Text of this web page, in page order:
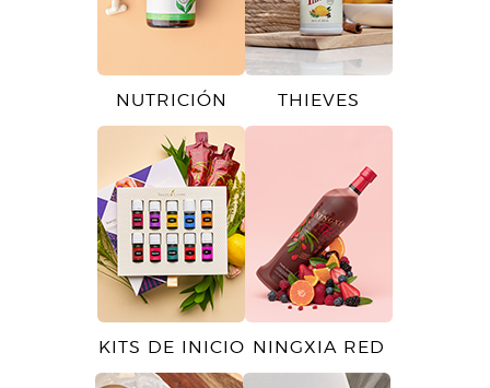
NUTRICIÓN THIEVES
KITS DE INICIO NINGXIA RED